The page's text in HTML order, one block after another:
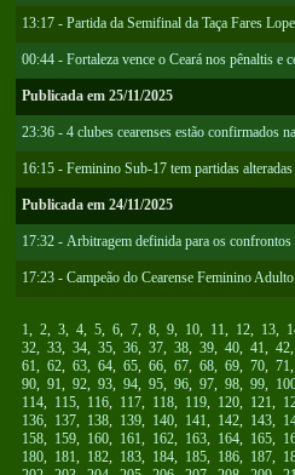
13:17 - Partida da Semifinal da Taça Fares
00:44 - Fortaleza vence o Ceará nos pênaltis e
Publicada em 25/11/2025
23:36 - 4 clubes cearenses estão confirmados
16:15 - Feminino Sub-17 tem partidas alteradas
Publicada em 24/11/2025
17:32 - Arbitragem definida para os confrontos
17:23 - Campeão do Cearense Feminino
1, 2, 3, 4, 5, 6, 7, 8, 9, 10, 11, 12, 13,
32, 33, 34, 35, 36, 37, 38, 39, 40, 41, 42,
61, 62, 63, 64, 65, 66, 67, 68, 69, 70, 71,
90, 91, 92, 93, 94, 95, 96, 97, 98, 99,
114, 115, 116, 117, 118, 119, 120, 121,
136, 137, 138, 139, 140, 141, 142, 143,
158, 159, 160, 161, 162, 163, 164, 165,
180, 181, 182, 183, 184, 185, 186, 187,